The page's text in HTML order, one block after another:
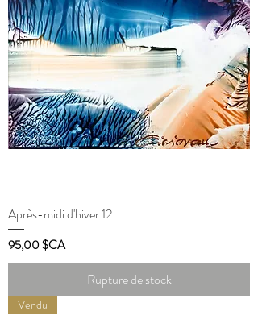
Après-midi d'hiver 12
Prix
95,00 $CA
Rupture de stock
Vendu